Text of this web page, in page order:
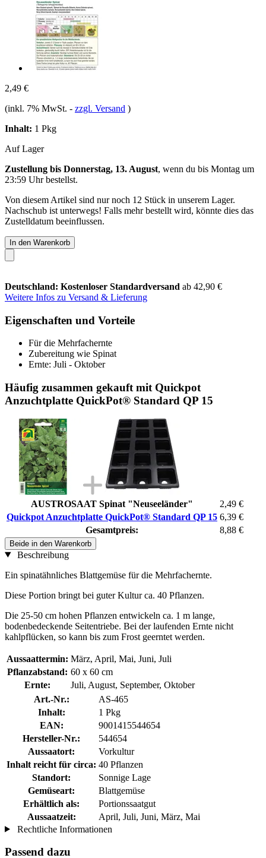
2,49 €
(inkl. 7% MwSt. - zzgl. Versand )
Inhalt: 1 Pkg
Auf Lager
Zustellung bis Donnerstag, 13. August, wenn du bis Montag um
23:59 Uhrbestellst.
Von diesem Artikel sind nur noch 12 Stück in unserem Lager.
Nachschub ist unterwegs! Falls mehr bestellt wird, könnte dies das
Zustelldatum beeinflussen.
In den Warenkorb
Deutschland: Kostenloser Standardversand ab 42,90 €
Weitere Infos zu Versand & Lieferung
Eigenschaften und Vorteile
Für die Mehrfachernte
Zubereitung wie Spinat
Ernte: Juli - Oktober
Häufig zusammen gekauft mit Quickpot
Anzuchtplatte QuickPot® Standard QP 15
AUSTROSAAT Spinat "Neuseeländer"
2,49 €
Quickpot Anzuchtplatte QuickPot® Standard QP 15 6,39 €
Gesamtpreis:
8,88 €
Beide in den Warenkorb
Beschreibung
Ein spinatähnliches Blattgemüse für die Mehrfachernte.
Diese Portion bringt bei guter Kultur ca. 40 Pflanzen.
Die 25-50 cm hohen Pflanzen entwickeln ca. 1 m lange,
bodenbedeckende Seitentriebe. Bei der laufenden Ernte nicht
kahlpflücken, so kann bis zum Frost geerntet werden.
Aussaattermin: März, April, Mai, Juni, Juli
Pflanzabstand: 60 x 60 cm
Ernte:
Juli, August, September, Oktober
Art.-Nr.:
AS-465
Inhalt:
1 Pkg
EAN:
9001415544654
Hersteller-Nr.:
544654
Aussaatort:
Vorkultur
Inhalt reicht für circa: 40 Pflanzen
Standort:
Sonnige Lage
Gemüseart:
Blattgemüse
Erhältlich als:
Portionssaatgut
Aussaatzeit:
April, Juli, Juni, März, Mai
Rechtliche Informationen
Passend dazu